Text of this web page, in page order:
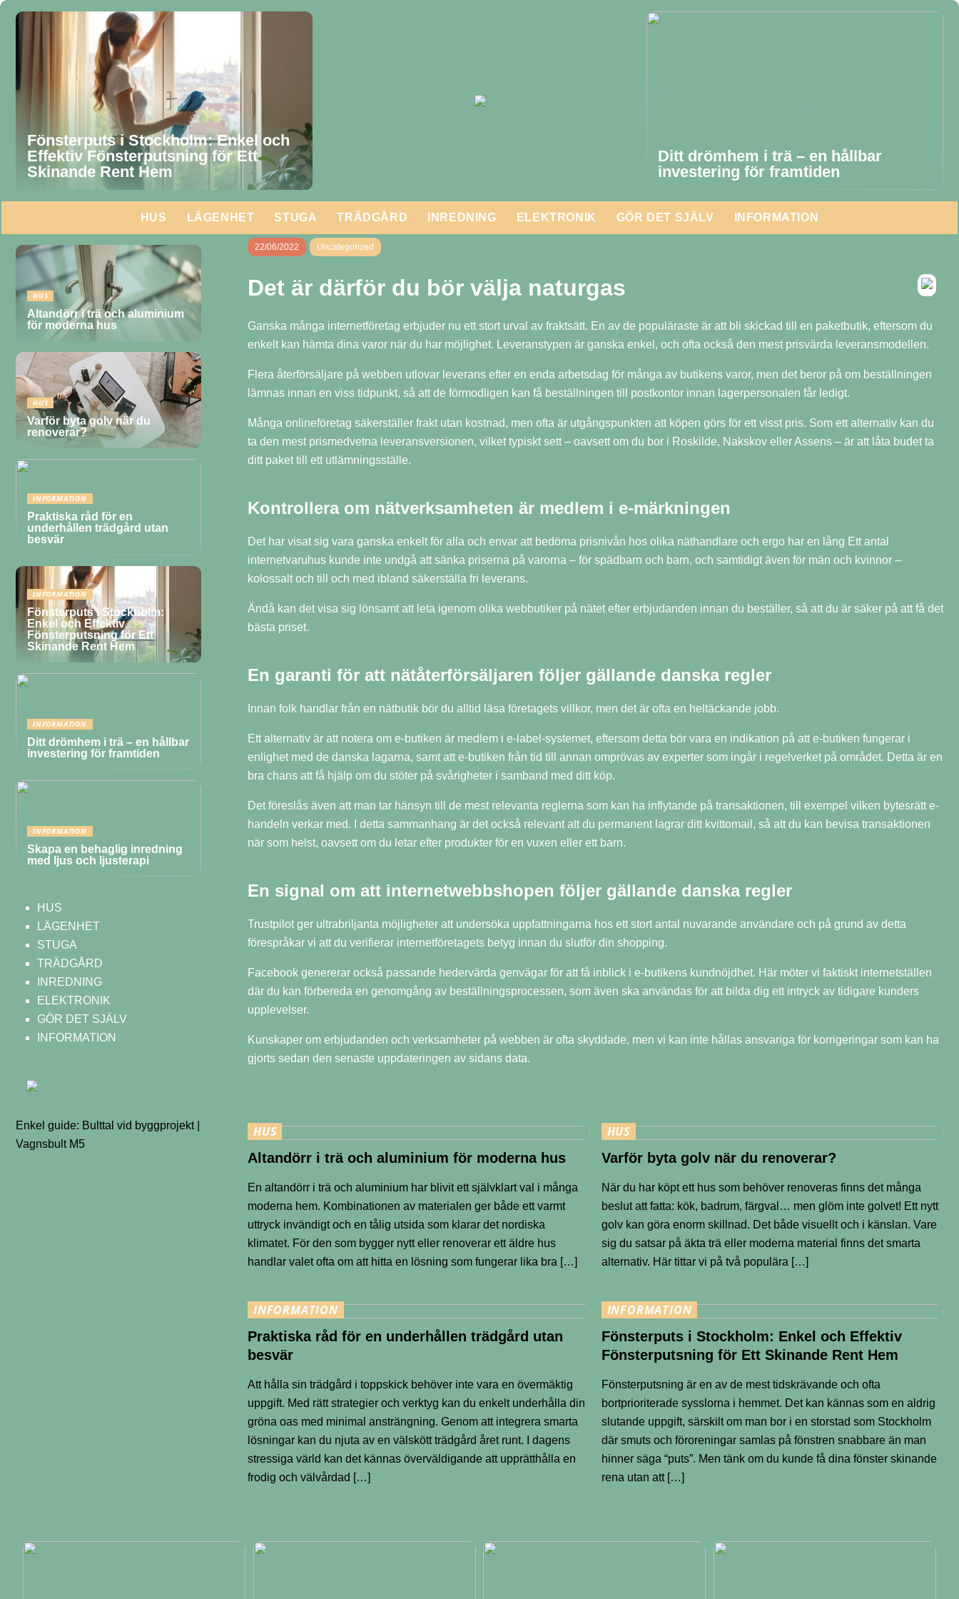
Fönsterputs i Stockholm: Enkel och
Effektiv Fönsterputsning för Ett
Skinande Rent Hem
Ditt drömhem i trä – en hållbar
investering för framtiden
HUS LÄGENHET STUGA TRÄDGÅRD INREDNING ELEKTRONIK GÖR DET SJÄLV INFORMATION
22/06/2022 Uncategorized
Det är därför du bör välja naturgas
Ganska många internetföretag erbjuder nu ett stort urval av fraktsätt. En av de populäraste är att bli skickad till en paketbutik, eftersom du
enkelt kan hämta dina varor när du har möjlighet. Leveranstypen är ganska enkel, och ofta också den mest prisvärda leveransmodellen.
Flera återförsäljare på webben utlovar leverans efter en enda arbetsdag för många av butikens varor, men det beror på om beställningen
lämnas innan en viss tidpunkt, så att de förmodligen kan få beställningen till postkontor innan lagerpersonalen får ledigt.
Många onlineföretag säkerställer frakt utan kostnad, men ofta är utgångspunkten att köpen görs för ett visst pris. Som ett alternativ kan du
ta den mest prismedvetna leveransversionen, vilket typiskt sett – oavsett om du bor i Roskilde, Nakskov eller Assens – är att låta budet ta
ditt paket till ett utlämningsställe.
Kontrollera om nätverksamheten är medlem i e-märkningen
Det har visat sig vara ganska enkelt för alla och envar att bedöma prisnivån hos olika näthandlare och ergo har en lång Ett antal
internetvaruhus kunde inte undgå att sänka priserna på varorna – för spädbarn och barn, och samtidigt även för män och kvinnor –
kolossalt och till och med ibland säkerställa fri leverans.
Ändå kan det visa sig lönsamt att leta igenom olika webbutiker på nätet efter erbjudanden innan du beställer, så att du är säker på att få det
bästa priset.
En garanti för att nätåterförsäljaren följer gällande danska regler
Innan folk handlar från en nätbutik bör du alltid läsa företagets villkor, men det är ofta en heltäckande jobb.
Ett alternativ är att notera om e-butiken är medlem i e-label-systemet, eftersom detta bör vara en indikation på att e-butiken fungerar i
enlighet med de danska lagarna, samt att e-butiken från tid till annan omprövas av experter som ingår i regelverket på området. Detta är en
bra chans att få hjälp om du stöter på svårigheter i samband med ditt köp.
Det föreslås även att man tar hänsyn till de mest relevanta reglerna som kan ha inflytande på transaktionen, till exempel vilken bytesrätt e-
handeln verkar med. I detta sammanhang är det också relevant att du permanent lagrar ditt kvittomail, så att du kan bevisa transaktionen
när som helst, oavsett om du letar efter produkter för en vuxen eller ett barn.
En signal om att internetwebbshopen följer gällande danska regler
Trustpilot ger ultrabriljanta möjligheter att undersöka uppfattningarna hos ett stort antal nuvarande användare och på grund av detta
förespråkar vi att du verifierar internetföretagets betyg innan du slutför din shopping.
Facebook genererar också passande hedervärda genvägar för att få inblick i e-butikens kundnöjdhet. Här möter vi faktiskt internetställen
där du kan förbereda en genomgång av beställningsprocessen, som även ska användas för att bilda dig ett intryck av tidigare kunders
upplevelser.
Kunskaper om erbjudanden och verksamheter på webben är ofta skyddade, men vi kan inte hållas ansvariga för korrigeringar som kan ha
gjorts sedan den senaste uppdateringen av sidans data.
HUS
Altandörr i trä och aluminium för moderna hus
En altandörr i trä och aluminium har blivit ett självklart val i många
moderna hem. Kombinationen av materialen ger både ett varmt
uttryck invändigt och en tålig utsida som klarar det nordiska
klimatet. För den som bygger nytt eller renoverar ett äldre hus
handlar valet ofta om att hitta en lösning som fungerar lika bra […]
HUS
Varför byta golv när du renoverar?
När du har köpt ett hus som behöver renoveras finns det många
beslut att fatta: kök, badrum, färgval… men glöm inte golvet! Ett nytt
golv kan göra enorm skillnad. Det både visuellt och i känslan. Vare
sig du satsar på äkta trä eller moderna material finns det smarta
alternativ. Här tittar vi på två populära […]
INFORMATION
Praktiska råd för en underhållen trädgård utan
besvär
Att hålla sin trädgård i toppskick behöver inte vara en övermäktig
uppgift. Med rätt strategier och verktyg kan du enkelt underhålla din
gröna oas med minimal ansträngning. Genom att integrera smarta
lösningar kan du njuta av en välskött trädgård året runt. I dagens
stressiga värld kan det kännas överväldigande att upprätthålla en
frodig och välvårdad […]
INFORMATION
Fönsterputs i Stockholm: Enkel och Effektiv
Fönsterputsning för Ett Skinande Rent Hem
Fönsterputsning är en av de mest tidskrävande och ofta
bortprioriterade sysslorna i hemmet. Det kan kännas som en aldrig
slutande uppgift, särskilt om man bor i en storstad som Stockholm
där smuts och föroreningar samlas på fönstren snabbare än man
hinner säga “puts”. Men tänk om du kunde få dina fönster skinande
rena utan att […]
HUS
Altandörr i trä och aluminium
för moderna hus
HUS
Varför byta golv när du
renoverar?
INFORMATION
Praktiska råd för en
underhållen trädgård utan
besvär
INFORMATION
Fönsterputs i Stockholm:
Enkel och Effektiv
Fönsterputsning för Ett
Skinande Rent Hem
INFORMATION
Ditt drömhem i trä – en hållbar
investering för framtiden
INFORMATION
Skapa en behaglig inredning
med ljus och ljusterapi
HUS
LÄGENHET
STUGA
TRÄDGÅRD
INREDNING
ELEKTRONIK
GÖR DET SJÄLV
INFORMATION
Enkel guide: Bulttal vid byggprojekt |
Vagnsbult M5